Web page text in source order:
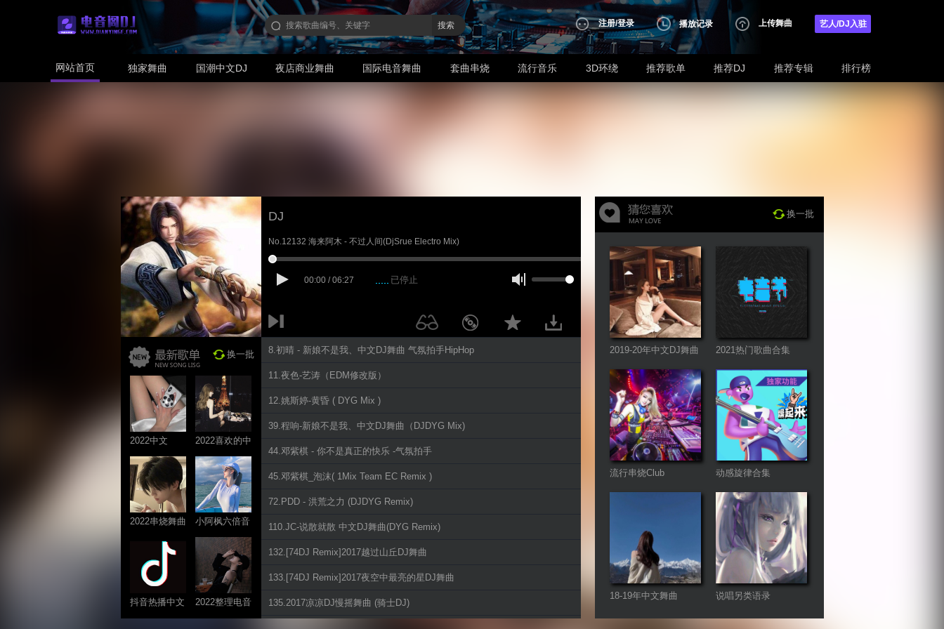
搜索 注册/登录 播放记录 上传舞曲 艺人/DJ入驻
网站首页 独家舞曲 国潮中文DJ 夜店商业舞曲 国际电音舞曲 套曲串烧 流行音乐 3D环绕 推荐歌单 推荐DJ 推荐专辑 排行榜
DJ
No.12132 海来阿木 - 不过人间(DjSrue Electro Mix)
00:00 / 06:27 已停止
换一批
2022中文
ProgHouse歌
曲
2022喜欢的中
文DJ舞曲
2022串烧舞曲
小阿枫六倍音
质系列 车载
抖音热播中文
系列
2022整理电音
系列
8.初晴 - 新娘不是我、中文DJ舞曲 气氛拍手HipHop
11.夜色-艺涛（EDM修改版）
12.姚斯婷-黄昏 ( DYG Mix )
39.程响-新娘不是我、中文DJ舞曲（DJDYG Mix)
44.邓紫棋 - 你不是真正的快乐 -气氛拍手
45.邓紫棋_泡沫( 1Mix Team EC Remix )
72.PDD - 洪荒之力 (DJDYG Remix)
110.JC-说散就散 中文DJ舞曲(DYG Remix)
132.[74DJ Remix]2017越过山丘DJ舞曲
133.[74DJ Remix]2017夜空中最亮的星DJ舞曲
135.2017凉凉DJ慢摇舞曲 (骑士DJ)
换一批
2019-20年中文DJ舞曲 2021热门歌曲合集
流行串烧Club 动感旋律合集
18-19年中文舞曲
说唱另类语录